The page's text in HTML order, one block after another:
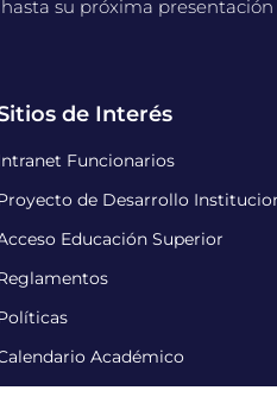
su próxima
de Interés
Funcionarios
de Desarrollo
Educación Superior
Académico